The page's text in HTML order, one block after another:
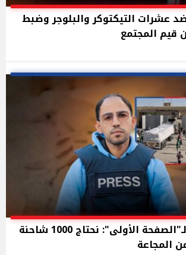
ضد عشرات التيكتوكر والبلوجر وضبط
قيم المجتمع
صحفي من غزة لـ"الصفحة الأولى": نحتاج 1000 شاحنة
المجاعة